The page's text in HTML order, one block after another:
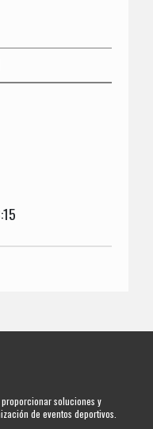
soluciones y
de eventos deportivos.